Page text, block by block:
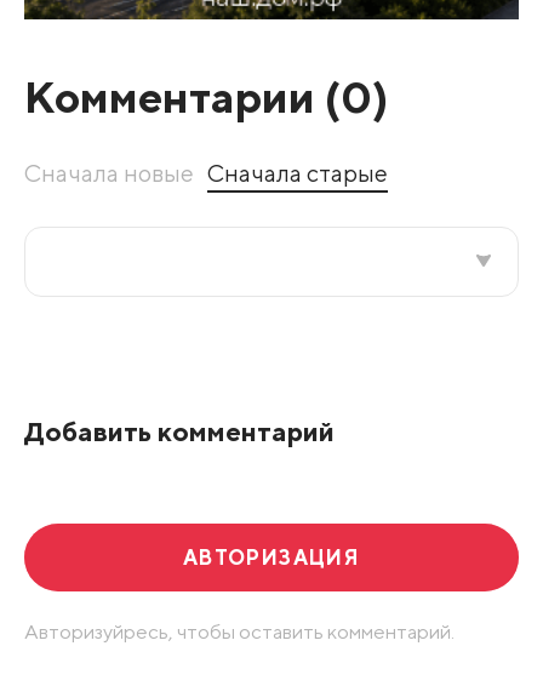
Комментарии (0)
Сначала новые Сначала старые
Добавить комментарий
АВТОРИЗАЦИЯ
Авторизуйресь, чтобы оставить комментарий.